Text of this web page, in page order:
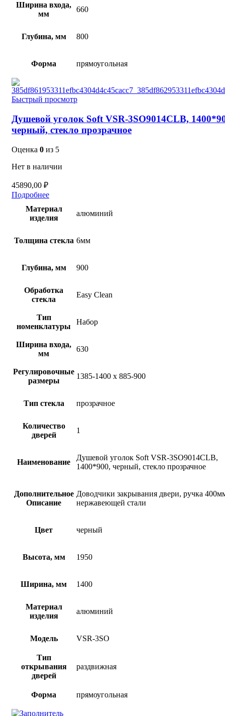
Ширина входа,
мм
660
Глубина, мм 800
Форма прямоугольная
Быстрый просмотр
Душевой уголок Soft VSR-3SO9014CLB,
черный, стекло прозрачное
Оценка 0 из 5
Нет в наличии
45890,00 ₽
Подробнее
Материал
изделия
алюминий
Толщина стекла 6мм
Глубина, мм 900
Обработка
стекла
Easy Clean
Тип
номенклатуры
Набор
Ширина входа,
мм
630
Регулировочные
размеры
1385-1400 x 885-900
Тип стекла прозрачное
Количество
дверей
1
Наименование
Душевой уголок Soft VSR-3SO9014CLB,
1400*900, черный, стекло прозрачное
Дополнительное
Описание
Доводчики закрывания двери, ручка
нержавеющей стали
Цвет черный
Высота, мм 1950
Ширина, мм 1400
Материал
изделия
алюминий
Модель VSR-3SO
Тип
открывания
дверей
раздвижная
Форма прямоугольная